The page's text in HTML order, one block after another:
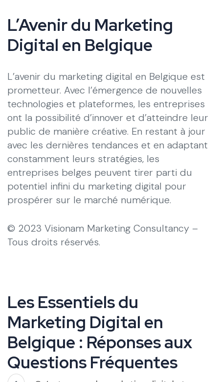
L’Avenir du Marketing
Digital en Belgique
L’avenir du marketing digital en Belgique est
prometteur. Avec l’émergence de nouvelles
technologies et plateformes, les entreprises
ont la possibilité d’innover et d’atteindre leur
public de manière créative. En restant à jour
avec les dernières tendances et en adaptant
constamment leurs stratégies, les
entreprises belges peuvent tirer parti du
potentiel infini du marketing digital pour
prospérer sur le marché numérique.
© 2023 Visionam Marketing Consultancy –
Tous droits réservés.
Les Essentiels du
Marketing Digital en
Belgique : Réponses aux
Questions Fréquentes